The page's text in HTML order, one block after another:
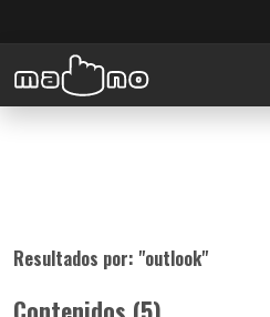
Resultados por: "outlook"
Contenidos (5)